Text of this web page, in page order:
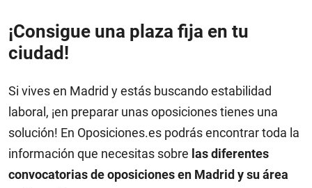
¡Consigue una plaza fija en tu
ciudad!
Si vives en Madrid y estás buscando estabilidad
laboral, ¡en preparar unas oposiciones tienes una
solución! En Oposiciones.es podrás encontrar toda la
información que necesitas sobre las diferentes
convocatorias de oposiciones en Madrid y su área